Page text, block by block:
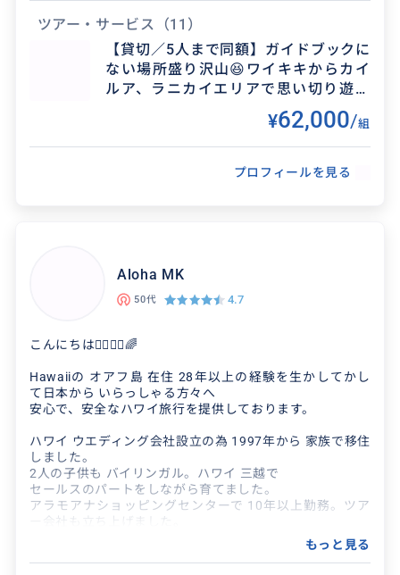
伝いもさせていただけたら嬉しいです♪
3歳以上のお子様連れの方には車のチャイルドシート１つ
無料でお貸出しできます♪
ツアー以外のことや、小さなことでも大丈夫です。ご不明
点やご相談がございましたらいつでもご連絡お待ちしてお
得意なジャンル / 分野
写真撮影、絶景スポットご案内、ダイビング、
ショッピング、ハイキング、サーフィン、お散歩
クチコミ
ツアー・サービス （11）
【貸切／5人まで同額】ガイドブックに
ない場所盛り沢山😆ワイキキからカイ
ルア、ラニカイエリアで思い切り遊ぼ
う！ご希望によりドローン撮影もOK🌺
¥62,000/組
プロフィールを見る
Aloha MK
50代 4.7
こんにちは🙋‍♀️🙋‍♂️🌈
Hawaiiの オアフ島 在住 28年以上の経験を生かしてかし
て日本から いらっしゃる方々へ
安心で、安全なハワイ旅行を提供しております。
ハワイ ウエディング会社設立の為 1997年から 家族で移住
しました。
2人の子供も バイリンガル。ハワイ 三越で
セールスのパートをしながら育てました。
アラモアナショッピングセンターで 10年以上勤務。ツア
ー会社も立ち上げました。
現地での 様々なビジネスでの 交流が ございます。 ハワイ
もっと見る